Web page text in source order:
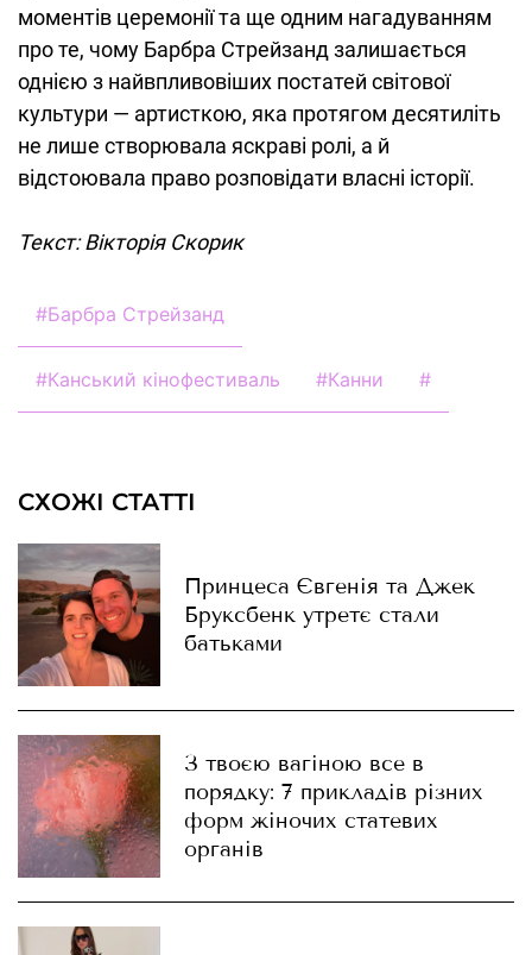
моментів церемонії та ще одним нагадуванням
про те, чому Барбра Стрейзанд залишається
однією з найвпливовіших постатей світової
культури — артисткою, яка протягом десятиліть
не лише створювала яскраві ролі, а й
відстоювала право розповідати власні історії.
Текст: Вікторія Скорик
#Барбра Стрейзанд
#Канський кінофестиваль #Канни #
СХОЖІ СТАТТІ
Принцеса Євгенія та Джек
Бруксбенк утретє стали
батьками
З твоєю вагіною все в
порядку: 7 прикладів різних
форм жіночих статевих
органів